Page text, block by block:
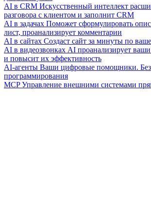
AI в CRM Искусственный интеллект
разговора с клиентом и заполнит CRM
AI в задачах Поможет сформулировать
лист, проанализирует комментарии
AI в сайтах Создаст сайт за минуты по
AI в видеозвонках AI проанализирует
и повысит их эффективность
AI-агенты Ваши цифровые помощники. Без
программирования
MCP Управление внешними системами